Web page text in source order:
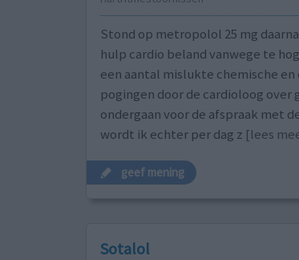
Stond op metropolol 25 mg
hulp cardio beland vanwege te
een aantal mislukte chemische
pogingen door de cardioloog
ondergaan voor de afspraak met
wordt ik echter per dag z [lees
geef mening
Sotalol